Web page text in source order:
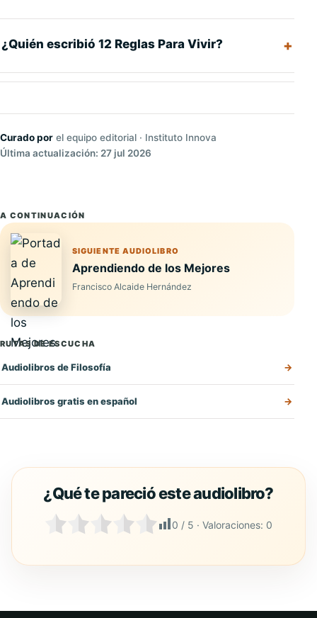
¿Quién escribió 12 Reglas Para Vivir?
Curado por el equipo editorial · Instituto Innova
Última actualización: 27 jul 2026
A CONTINUACIÓN
SIGUIENTE AUDIOLIBRO
Aprendiendo de los Mejores
Francisco Alcaide Hernández
RUTAS DE ESCUCHA
Audiolibros de Filosofía
Audiolibros gratis en español
0 / 5 · Valoraciones: 0